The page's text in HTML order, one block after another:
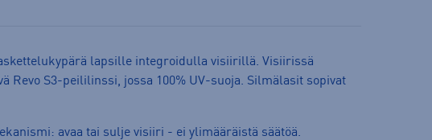
lapsille integroidulla visiirillä. Visiirissä
Revo S3-peililinssi, jossa 100% UV-suoja. Silmälasit sopivat
avaa tai sulje visiiri - ei ylimääräistä säätöä.